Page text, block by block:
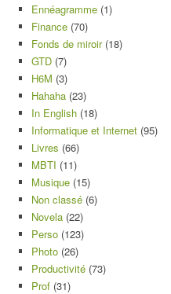
Ennéagramme (1)
Finance (70)
Fonds de miroir(18)
GTD (7)
H6M (3)
Hahaha (23)
In English (18)
Informatique et Internet (95)
Livres (66)
MBTI (11)
Musique (15)
Non classé (6)
Novela (22)
Perso (123)
Photo (26)
Productivité (73)
Prof (31)